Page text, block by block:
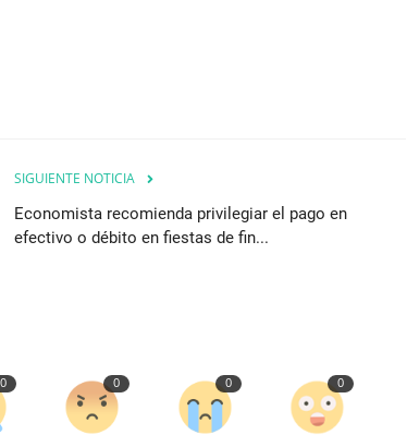
SIGUIENTE NOTICIA
Economista recomienda privilegiar el pago en
efectivo o débito en fiestas de fin...
0 0 0 0